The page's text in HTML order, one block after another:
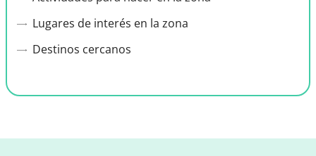
Lugares de interés en la zona
Destinos cercanos